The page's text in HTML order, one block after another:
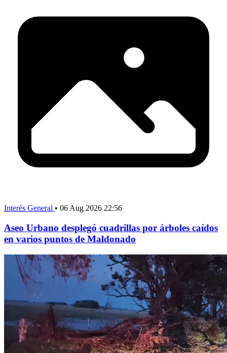
Interés General • 06 Aug 2026 22:56
Aseo Urbano desplegó cuadrillas por árboles caídos
en varios puntos de Maldonado